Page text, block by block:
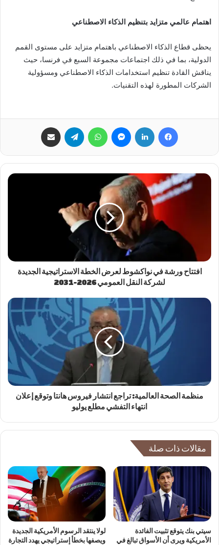
اهتمام عالمي متزايد بتنظيم الذكاء الاصطناعي
يحظى قطاع الذكاء الاصطناعي باهتمام متزايد على مستوى القمم
الدولية، بما في ذلك اجتماعات مجموعة السبع في فرنسا، حيث
يناقش القادة تنظيم استخدامات الذكاء الاصطناعي ومسؤولية
الشركات المطورة لهذه التقنيات.
فيسبوك لينكدإن ماسنجر واتساب تيلقرام
افتتاح ورشة في نواكشوط لعرض الخطة الاستراتيجية الجديدة
لشركة النقل العمومي 2026-2031
منظمة الصحة العالمية: تراجع انتشار فيروس هانتا وتوقع إعلان
انتهاء التفشي مطلع يوليو
مقالات ذات صلة
سيتي بنك يتوقع تثبيت الفائدة
الأمريكية ويرى أن الأسواق تبالغ في
لولا ينتقد الرسوم الأمريكية الجديدة
ويصفها بخطأ إستراتيجي يهدد التجارة